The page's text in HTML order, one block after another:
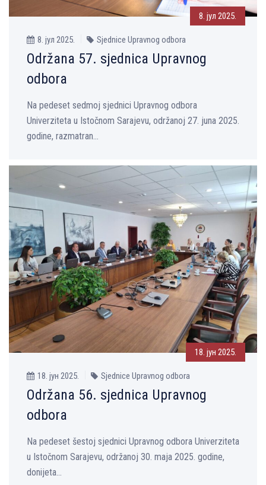
8. јул 2025.
8. јул 2025. Sjednice Upravnog odbora
Održana 57. sjednica Upravnog
odbora
Na pedeset sedmoj sjednici Upravnog odbora
Univerziteta u Istočnom Sarajevu, održanoj 27. juna 2025.
godine, razmatran...
18. јун 2025.
18. јун 2025. Sjednice Upravnog odbora
Održana 56. sjednica Upravnog
odbora
Na pedeset šestoj sjednici Upravnog odbora Univerziteta
u Istočnom Sarajevu, održanoj 30. maja 2025. godine,
donijeta...